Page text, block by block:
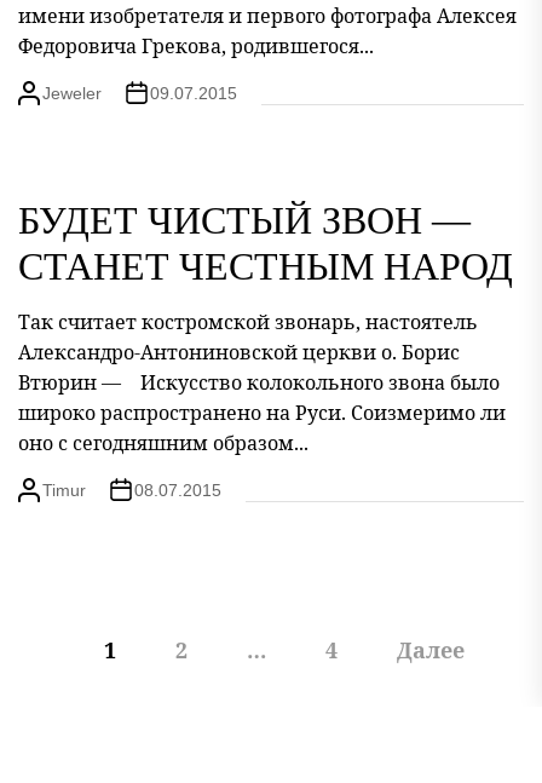
имени изобретателя и первого фотографа Алексея
Федоровича Грекова, родившегося...
Jeweler 09.07.2015
БУДЕТ ЧИСТЫЙ ЗВОН —
СТАНЕТ ЧЕСТНЫМ НАРОД
Так считает костромской звонарь, настоятель
Александро-Антониновской церкви о. Борис
Втюрин — Искусство колокольного звона было
широко распространено на Руси. Соизмеримо ли
оно с сегодняшним образом...
Timur 08.07.2015
Пагинация
1 2 … 4 Далее